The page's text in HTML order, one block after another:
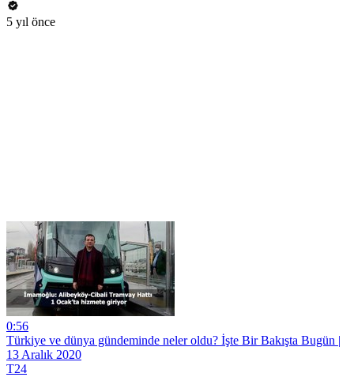
5 yıl önce
0:56
Türkiye ve dünya gündeminde neler oldu? İşte Bir Bakışta Bugün |
13 Aralık 2020
T24